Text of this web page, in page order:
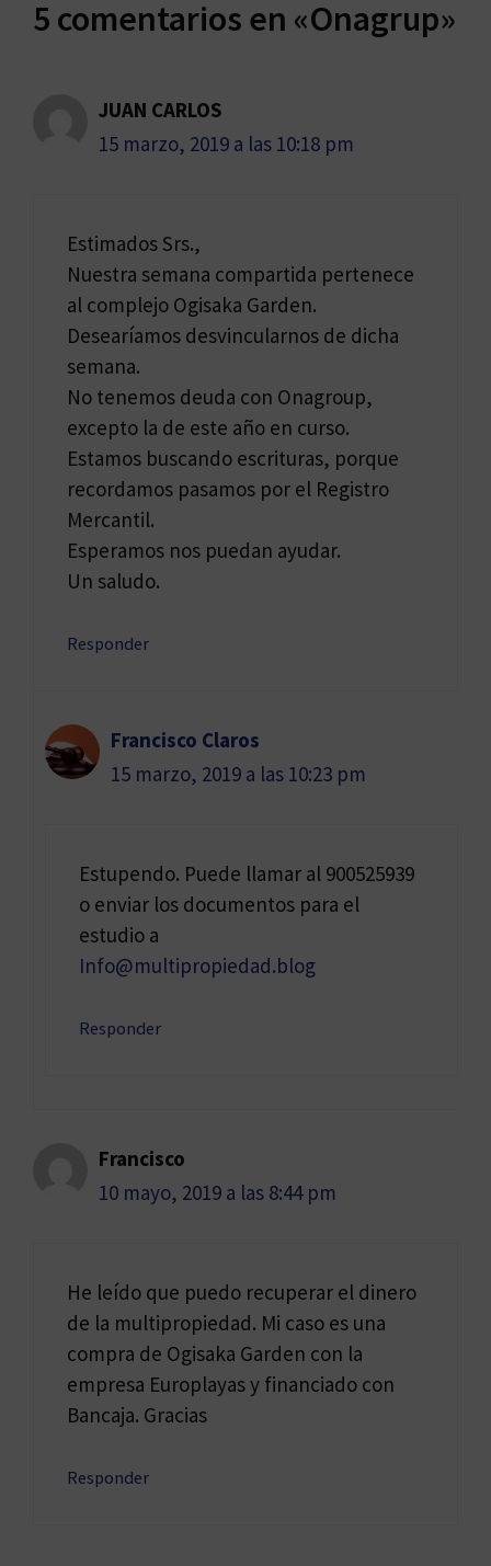
5 comentarios en «Onagrup»
JUAN CARLOS
15 marzo, 2019 a las 10:18 pm
Estimados Srs.,
Nuestra semana compartida pertenece
al complejo Ogisaka Garden.
Desearíamos desvincularnos de dicha
semana.
No tenemos deuda con Onagroup,
excepto la de este año en curso.
Estamos buscando escrituras, porque
recordamos pasamos por el Registro
Mercantil.
Esperamos nos puedan ayudar.
Un saludo.
Responder
Francisco Claros
15 marzo, 2019 a las 10:23 pm
Estupendo. Puede llamar al 900525939
o enviar los documentos para el
estudio a
Info@multipropiedad.blog
Responder
Francisco
10 mayo, 2019 a las 8:44 pm
He leído que puedo recuperar el dinero
de la multipropiedad. Mi caso es una
compra de Ogisaka Garden con la
empresa Europlayas y financiado con
Bancaja. Gracias
Responder